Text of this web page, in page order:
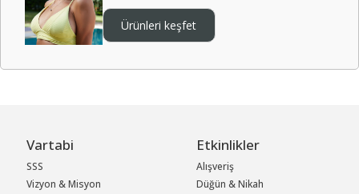
Ürünleri keşfet
Vartabi
SSS
Vizyon & Misyon
Etkinlikler
Alışveriş
Düğün & Nikah